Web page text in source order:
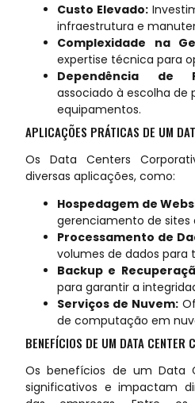
Custo Elevado:
infraestrutura e
Complexidade na
expertise técnica para
Dependência de
associado à escolha de
equipamentos.
APLICAÇÕES PRÁTICAS DE UM
Os Data Centers
diversas aplicações, como:
Hospedagem de
gerenciamento de sites
Processamento de
volumes de dados para
Backup e
para garantir a
Serviços de Nuvem:
de computação em
BENEFÍCIOS DE UM DATA CENTER
Os benefícios de um Data
significativos e impactam